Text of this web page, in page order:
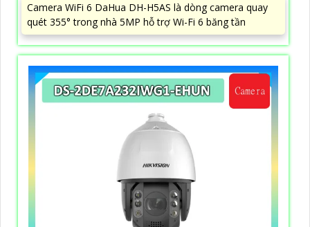
Camera WiFi 6 DaHua DH-H5AS là dòng camera quay
quét 355° trong nhà 5MP hỗ trợ Wi-Fi 6 băng tần